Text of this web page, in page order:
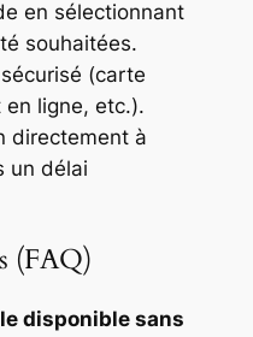
en sélectionnant
souhaitées.
(carte
ligne, etc.).
directement à
un délai
(FAQ)
disponible sans